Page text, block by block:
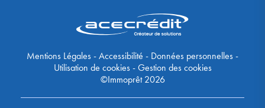
Mentions Légales-Accessibilité - Données personnelles-
Utilisation de cookies-Gestion des cookies
©Immoprêt 2026